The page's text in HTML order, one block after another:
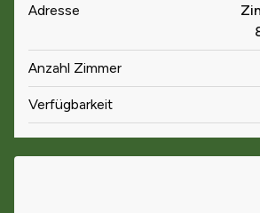
Adresse
Anzahl Zimmer
Verfügbarkeit